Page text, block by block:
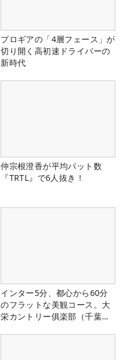
プロギアの「4層フェース」が
切り開く高初速ドライバーの
新時代
仲宗根澄香が平均パット数
『TRTL』で6人抜き！
インター5分、都心から60分
のフラットな美観コース。大
栄カントリー俱楽部（千葉